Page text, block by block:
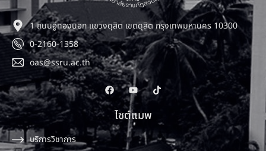
1 ถนนอู่ทองนอก แขวงดุสิต เขตดุสิต กรุงเทพมหานคร 10300
0-2160-1358
oas@ssru.ac.th
ไซต์แมพ
บริการวิชาการ